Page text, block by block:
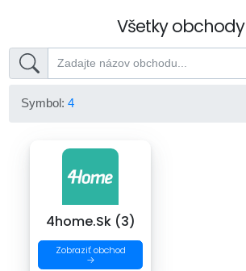
Všetky obchody
Symbol:4
4home.Sk (3)
Zobraziť obchod
→